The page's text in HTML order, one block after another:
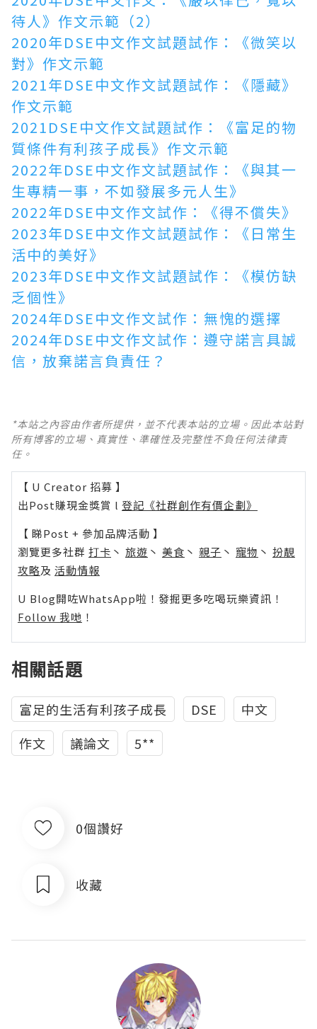
待人》作文示範（2）
2020年DSE中文作文試題試作：《微笑以
對》作文示範
2021年DSE中文作文試題試作：《隱藏》
作文示範
2021DSE中文作文試題試作：《富足的物
質條件有利孩子成長》作文示範
2022年DSE中文作文試題試作：《與其一
生專精一事，不如發展多元人生》
2022年DSE中文作文試作：《得不償失》
2023年DSE中文作文試題試作：《日常生
活中的美好》
2023年DSE中文作文試題試作：《模仿缺
乏個性》
2024年DSE中文作文試作：無愧的選擇
2024年DSE中文作文試作：遵守諾言具誠
信，放棄諾言負責任？
*本站之內容由作者所提供，並不代表本站的立場。因此本站對
所有博客的立場、真實性、準確性及完整性不負任何法律責
任。
【 U Creator 招募 】
出Post賺現金獎賞 l 登記《社群創作有價企劃》
【 睇Post + 參加品牌活動 】
瀏覽更多社群 打卡 丶 旅遊 丶 美食 丶 親子 丶 寵物 丶 扮靚
攻略及 活動情報
U Blog開咗WhatsApp啦！發掘更多吃喝玩樂資訊！
Follow 我哋 ！
相關話題
富足的生活有利孩子成長 DSE
中文
作文
議論文 5**
0個讚好
收藏